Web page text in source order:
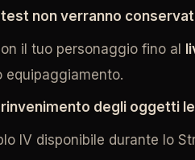
non verranno
il tuo personaggio fino al
equipaggiamento.
degli oggetti
IV disponibile durante lo